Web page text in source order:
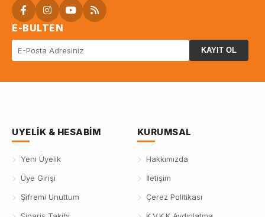
E-BULTEN
KAYIT OL
UYELIK & HESABIM
Yeni Üyelik
Üye Girişi
Şifremi Unuttum
KURUMSAL
Hakkımızda
İletişim
Çerez Politikası